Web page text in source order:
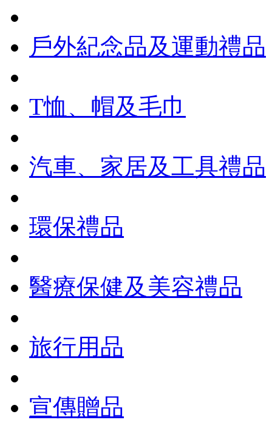
戶外紀念品及運動禮品
T恤、帽及毛巾
汽車、家居及工具禮品
環保禮品
醫療保健及美容禮品
旅行用品
宣傳贈品